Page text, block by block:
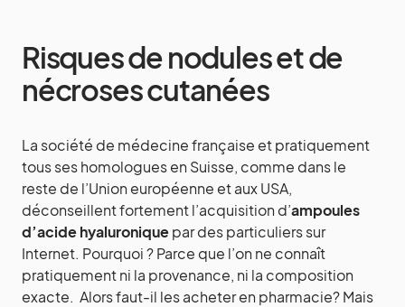
Risques de nodules et de
nécroses cutanées
La société de médecine française et pratiquement
tous ses homologues en Suisse, comme dans le
reste de l’Union européenne et aux USA,
déconseillent fortement l’acquisition d’ampoules
d’acide hyaluroniquepar des particuliers sur
Internet. Pourquoi ? Parce que l’on ne connaît
pratiquement ni la provenance, ni la composition
exacte. Alors faut-il les acheter en pharmacie? Mais